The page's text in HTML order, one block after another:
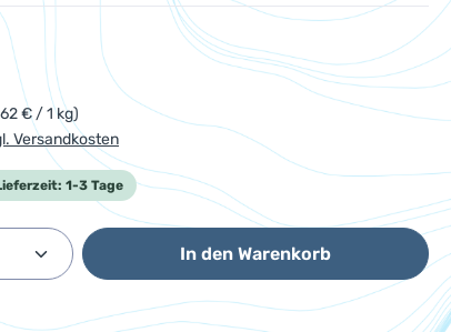
€ / 1 kg)
Versandkosten
1-3 Tage
Gib den gewünschten Wert ein
In den Warenkorb